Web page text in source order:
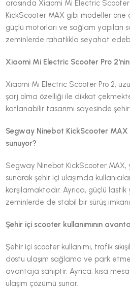
arasında Xiaomi Mi Electric
KickScooter MAX gibi modeller öne
güçlü motorları ve sağlam yapıları
zeminlerde rahatlıkla seyahat
Xiaomi Mi Electric Scooter Pro
Xiaomi Mi Electric Scooter Pro 2,
şarj olma özelliği ile dikkat
katlanabilir tasarımı sayesinde
Segway Ninebot KickScooter
sunuyor?
Segway Ninebot KickScooter MAX,
sunarak şehir içi ulaşımda
karşılamaktadır. Ayrıca, güçlü
zeminlerde de stabil bir sürüş
Şehir içi scooter kullanımının
Şehir içi scooter kullanımı, trafik
dostu ulaşım sağlama ve park etme
avantaja sahiptir. Ayrıca, kısa
ulaşım çözümü sunar.